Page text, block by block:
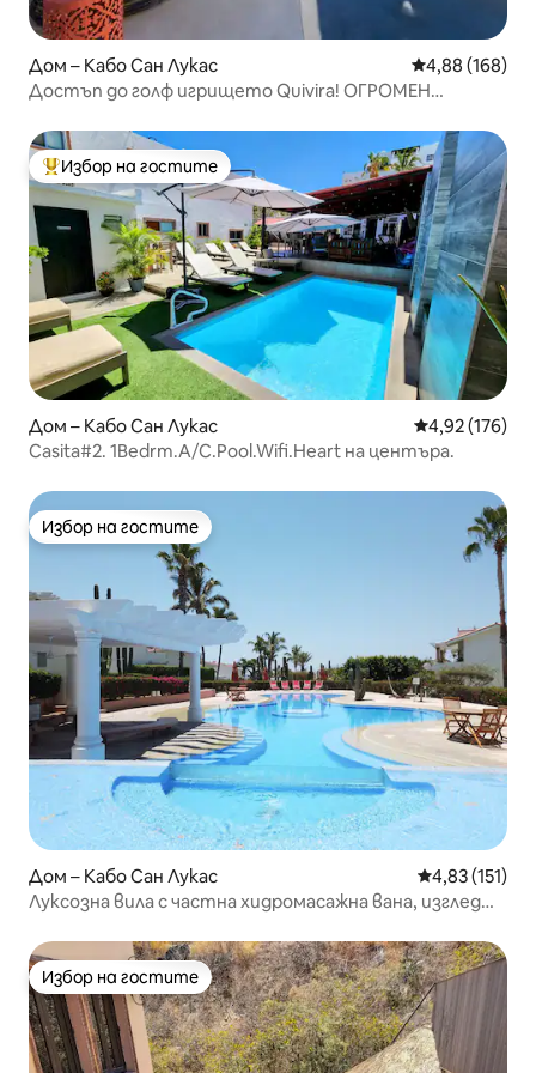
Дом – Кабо Сан Лукас Средна
4,88 (168)
Достъп до голф игрището Quivira! ОГРОМЕН
Най-популярен избор на гостите
Избор на гостите
Дом – Кабо Сан Лукас Средна
4,92 (176)
Casita#2. 1Bedrm.A/C.Pool.Wifi.Heart на центъра.
Избор на гостите
Избор на гостите
Дом – Кабо Сан Лукас Средна
4,83 (151)
Луксозна вила с частна хидромасажна вана, изглед
Избор на гостите
Избор на гостите